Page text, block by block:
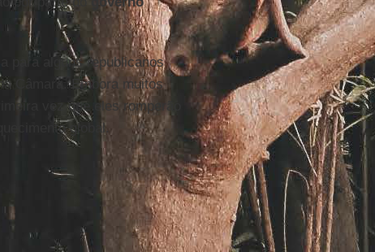
para alguns republicanos
Câmara. Embora muitos
vez que eles romperão
global.